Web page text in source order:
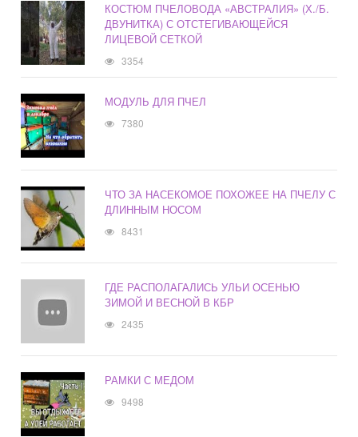
КОСТЮМ ПЧЕЛОВОДА «АВСТРАЛИЯ» (Х./Б.
ДВУНИТКА) С ОТСТЕГИВАЮЩЕЙСЯ
ЛИЦЕВОЙ СЕТКОЙ
3354
МОДУЛЬ ДЛЯ ПЧЕЛ
7380
ЧТО ЗА НАСЕКОМОЕ ПОХОЖЕЕ НА ПЧЕЛУ С
ДЛИННЫМ НОСОМ
8431
ГДЕ РАСПОЛАГАЛИСЬ УЛЬИ ОСЕНЬЮ
ЗИМОЙ И ВЕСНОЙ В КБР
2435
РАМКИ С МЕДОМ
9498